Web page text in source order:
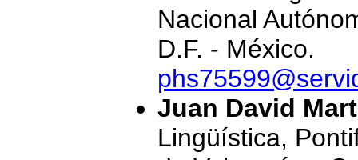
Nacional
D.F. - México.
Juan David
Lingüística,